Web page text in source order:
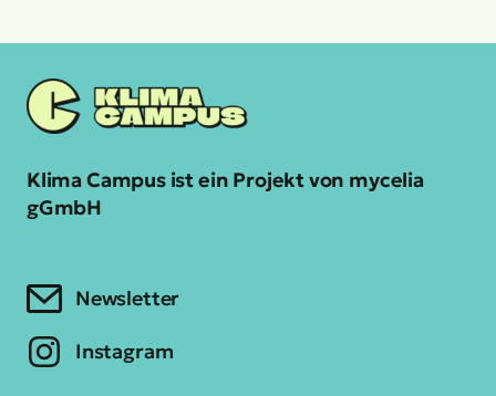
Klima Campus ist ein Projekt von mycelia
gGmbH
Newsletter
Instagram